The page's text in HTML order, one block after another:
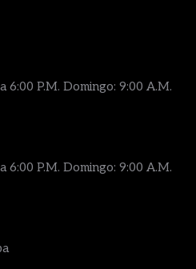
6:00 P.M. Domingo: 9:00 A.M.
6:00 P.M. Domingo: 9:00 A.M.